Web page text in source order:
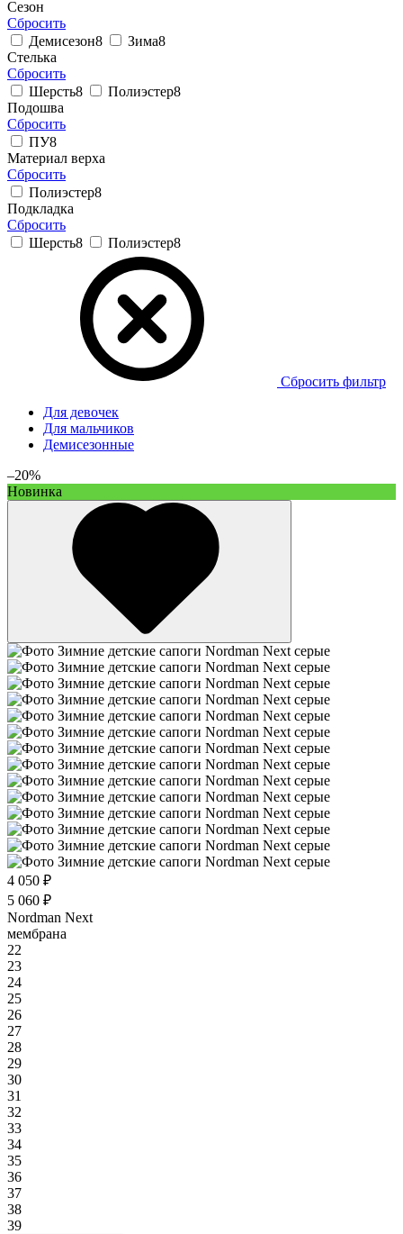
Сезон
Сбросить
Демисезон8 Зима8
Стелька
Сбросить
Шерсть8 Полиэстер8
Подошва
Сбросить
ПУ8
Материал верха
Сбросить
Полиэстер8
Подкладка
Сбросить
Шерсть8 Полиэстер8
Сбросить фильтр
Для девочек
Для мальчиков
Демисезонные
–20%
Новинка
4 050 ₽
5 060 ₽
Nordman Next
мембрана
22
23
24
25
26
27
28
29
30
31
32
33
34
35
36
37
38
39